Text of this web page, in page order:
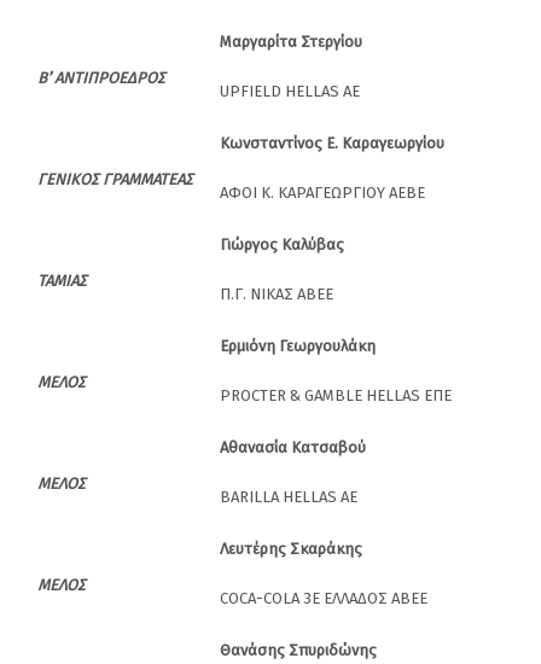
Β’ ΑΝΤΙΠΡΟΕΔΡΟΣ
Μαργαρίτα Στεργίου
UPFIELD HELLAS ΑΕ
ΓΕΝΙΚΟΣ ΓΡΑΜΜΑΤΕΑΣ
Κωνσταντίνος Ε. Καραγεωργίου
ΑΦΟΙ K. ΚΑΡΑΓΕΩΡΓΙΟΥ ΑΕΒΕ
ΤΑΜΙΑΣ
Γιώργος Καλύβας
Π.Γ. ΝΙΚΑΣ ΑΒΕΕ
ΜΕΛΟΣ
Ερμιόνη Γεωργουλάκη
PROCTER & GAMBLE HELLAS ΕΠΕ
ΜΕΛΟΣ
Αθανασία Κατσαβού
BARILLA HELLAS AE
ΜΕΛΟΣ
Λευτέρης Σκαράκης
COCA-COLA 3E ΕΛΛΑΔΟΣ ΑΒΕΕ
Θανάσης Σπυριδώνης